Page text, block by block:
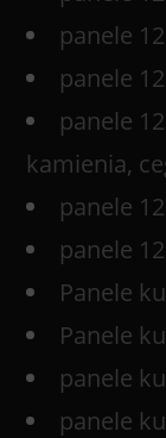
panele
panele
panele
kamienia,
panele
panele
Panele
Panele
panele
panele